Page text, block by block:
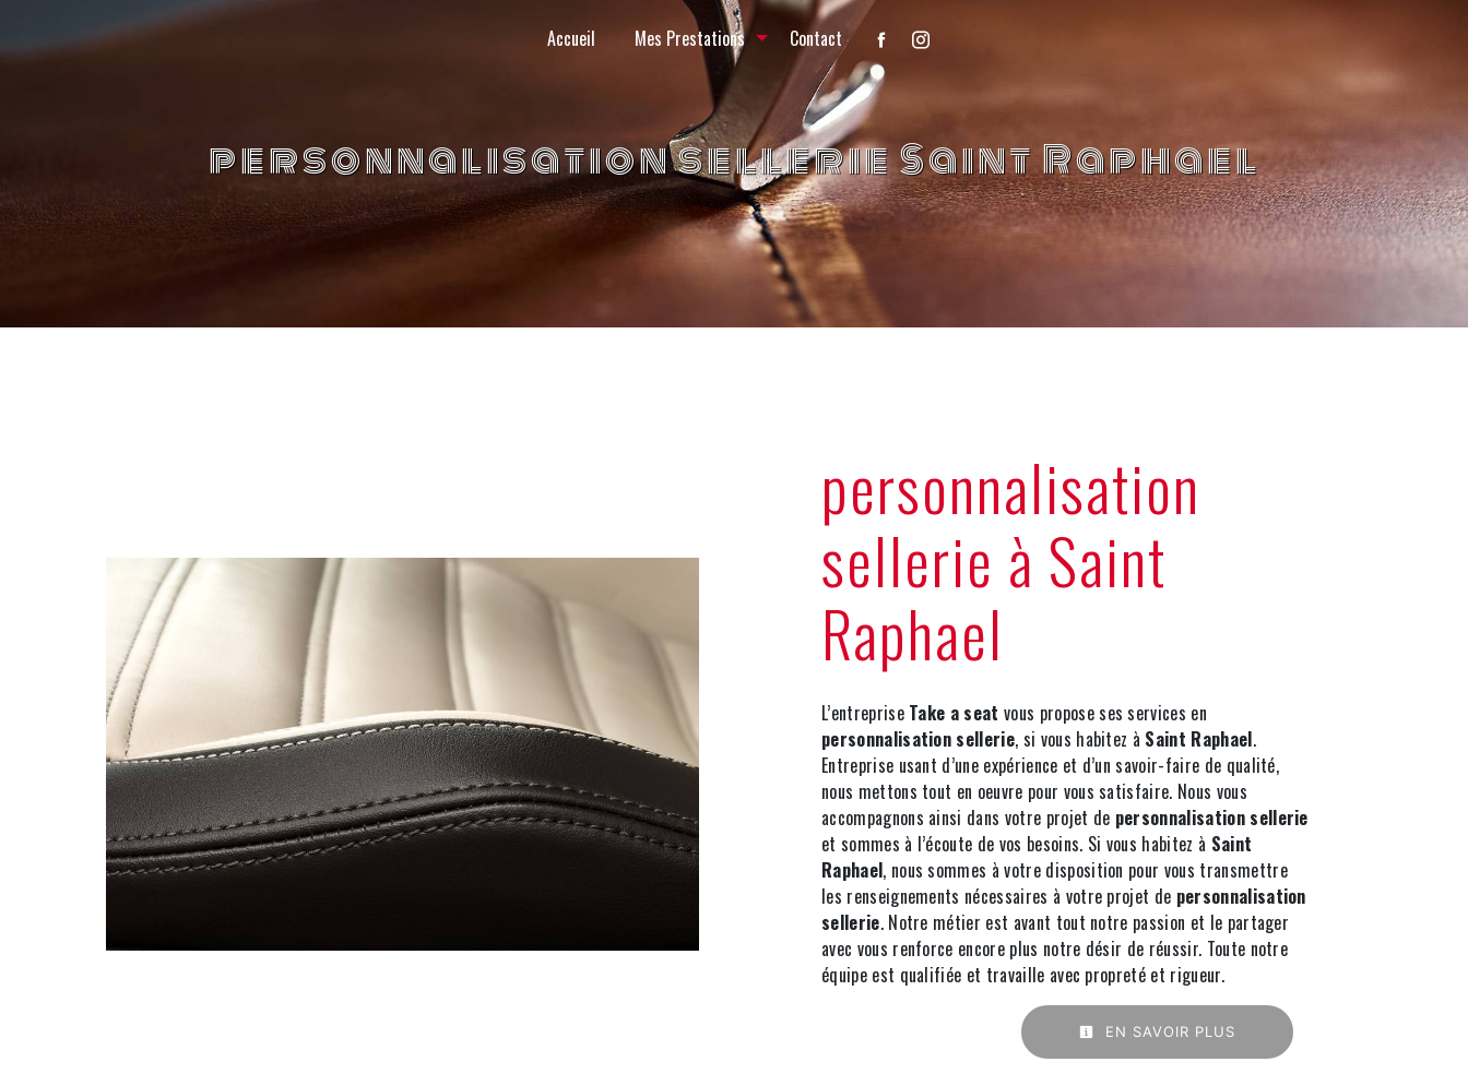
Accueil Mes Prestations Contact
personnalisation sellerie Saint Raphael
personnalisation
sellerie à Saint
Raphael
L’entreprise Take a seat vous propose ses services en
personnalisation sellerie, si vous habitez à Saint Raphael.
Entreprise usant d’une expérience et d’un savoir-faire de qualité,
nous mettons tout en oeuvre pour vous satisfaire. Nous vous
accompagnons ainsi dans votre projet de personnalisation sellerie
et sommes à l’écoute de vos besoins. Si vous habitez à Saint
Raphael, nous sommes à votre disposition pour vous transmettre
les renseignements nécessaires à votre projet de personnalisation
sellerie. Notre métier est avant tout notre passion et le partager
avec vous renforce encore plus notre désir de réussir. Toute notre
équipe est qualifiée et travaille avec propreté et rigueur.
EN SAVOIR PLUS
Panneau de gestion des cookies